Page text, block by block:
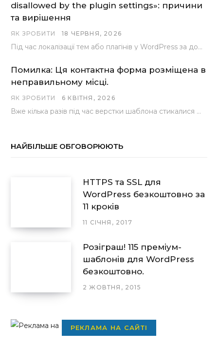
disallowed by the plugin settings»: причини
та вирішення
ЯК ЗРОБИТИ 18 ЧЕРВНЯ, 2026
Під час локалізації тем або плагінів у WordPress за допомогою популярного інструменту Loco Translate розробники…
Помилка: Ця контактна форма розміщена в
неправильному місці.
ЯК ЗРОБИТИ 6 КВІТНЯ, 2026
Вже кілька разів під час верстки шаблона стикалися з проблемою, коли замість контактної форми, згенерованої…
НАЙБІЛЬШЕ ОБГОВОРЮЮТЬ
HTTPS та SSL для
WordPress безкоштовно за
11 кроків
11 СІЧНЯ, 2017
Розіграш! 115 преміум-
шаблонів для WordPress
безкоштовно.
2 ЖОВТНЯ, 2015
РЕКЛАМА НА САЙТІ